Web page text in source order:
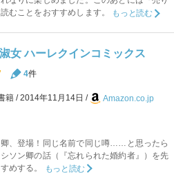
むことをおすすめします。
もっと読む
女 ハーレクインコミックス
4件
籍 2014年11月14日 Amazon.co.jp
卿、登場！同じ名前で同じ噂……と思ったら
ソン卿の話（『忘れられた婚約者』）を先
めする。
もっと読む